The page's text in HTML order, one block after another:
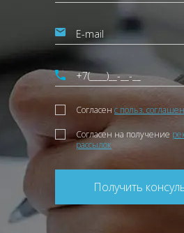
Согласен с польз.
Согласен на получение
рассылок
Получить